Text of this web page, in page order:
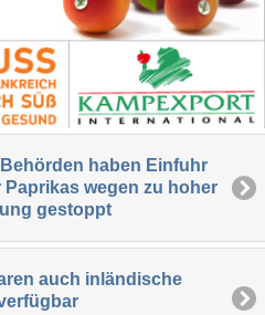
haben Einfuhr
wegen zu hoher
gestoppt
auch inländische